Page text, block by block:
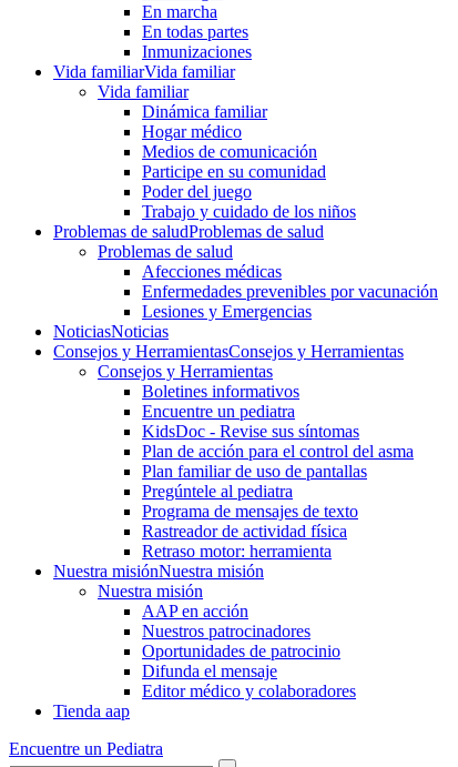
En marcha
En todas partes
Inmunizaciones
Vida familiarVida familiar
Vida familiar
Dinámica familiar
Hogar médico
Medios de comunicación
Participe en su comunidad
Poder del juego
Trabajo y cuidado de los niños
Problemas de saludProblemas de salud
Problemas de salud
Afecciones médicas
Enfermedades prevenibles por vacunación
Lesiones y Emergencias
NoticiasNoticias
Consejos y HerramientasConsejos y Herramientas
Consejos y Herramientas
Boletines informativos
Encuentre un pediatra
KidsDoc - Revise sus síntomas
Plan de acción para el control del asma
Plan familiar de uso de pantallas
Pregúntele al pediatra
Programa de mensajes de texto
Rastre​​ador de activida​d física
Retraso motor: herramienta
Nuestra misiónNuestra misión
Nuestra misión
AAP en acción
Nuestros patrocinadores
Oportunidades de patrocinio
Difunda el mensaje
Editor médico y colaboradores
Tienda aap
Encuentre un Pediatra